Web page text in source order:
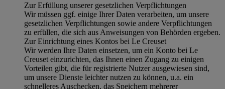
Zur Erfüllung unserer gesetzlichen Verpflichtungen
Wir müssen ggf. einige Ihrer Daten verarbeiten, um unsere
gesetzlichen Verpflichtungen sowie andere Verpflichtungen
zu erfüllen, die sich aus Anweisungen von Behörden ergeben.
Zur Einrichtung eines Kontos bei Le Creuset
Wir werden Ihre Daten einsetzen, um ein Konto bei Le
Creuset einzurichten, das Ihnen einen Zugang zu einigen
Vorteilen gibt, die für registrierte Nutzer ausgewiesen sind,
um unsere Dienste leichter nutzen zu können, u.a. ein
schnelleres Auschecken, das Speichern mehrerer